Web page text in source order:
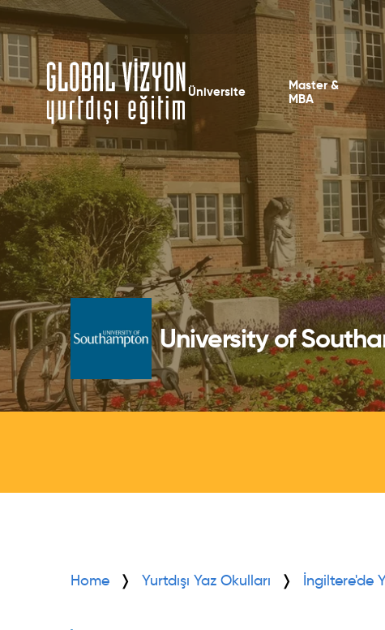
Üniversite
Master &
MBA
University of
Home Yurtdışı Yaz Okulları İngiltere'de